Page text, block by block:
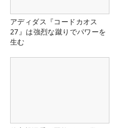
アディダス『コードカオス
27』は強烈な蹴りでパワーを
生む